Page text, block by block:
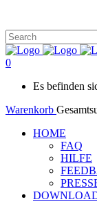
0
Es befinden
Warenkorb
HOME
FAQ
HILFE